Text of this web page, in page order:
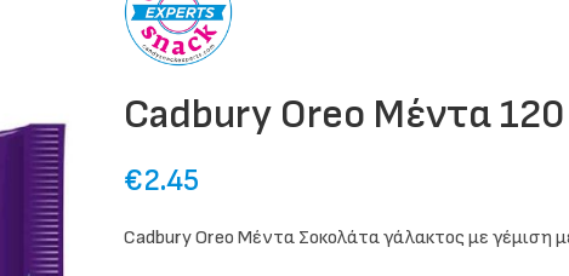
Cadbury Oreo Μέντα
€2.45
Cadbury Oreo Μέντα Σοκολάτα γάλακτος με γέμιση